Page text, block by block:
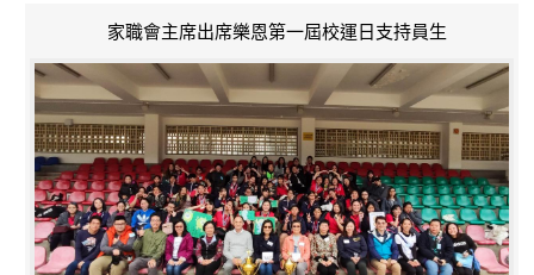
家職會主席出席樂恩第一屆校運日支持員生